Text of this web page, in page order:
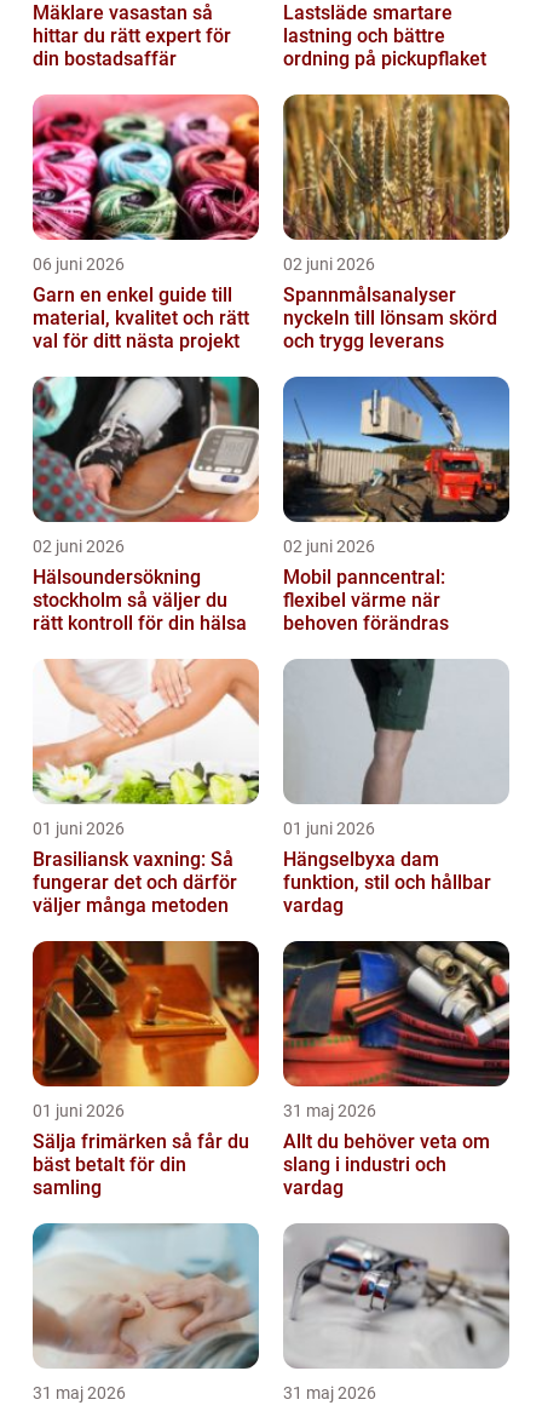
Mäklare vasastan så
hittar du rätt expert för
din bostadsaffär
Lastsläde smartare
lastning och bättre
ordning på pickupflaket
06 juni 2026
Garn en enkel guide till
material, kvalitet och rätt
val för ditt nästa projekt
02 juni 2026
Spannmålsanalyser
nyckeln till lönsam skörd
och trygg leverans
02 juni 2026
Hälsoundersökning
stockholm så väljer du
rätt kontroll för din hälsa
02 juni 2026
Mobil panncentral:
flexibel värme när
behoven förändras
01 juni 2026
Brasiliansk vaxning: Så
fungerar det och därför
väljer många metoden
01 juni 2026
Hängselbyxa dam
funktion, stil och hållbar
vardag
01 juni 2026
Sälja frimärken så får du
bäst betalt för din
samling
31 maj 2026
Allt du behöver veta om
slang i industri och
vardag
31 maj 2026 31 maj 2026